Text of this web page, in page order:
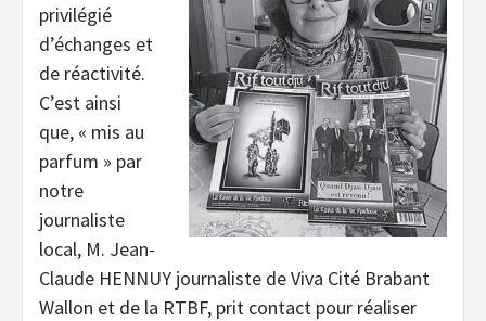
privilégié
d’échanges et
de réactivité.
C’est ainsi
que, « mis au
parfum » par
notre
journaliste
local, M. Jean-
Claude HENNUY journaliste de Viva Cité Brabant
Wallon et de la RTBF, prit contact pour réaliser